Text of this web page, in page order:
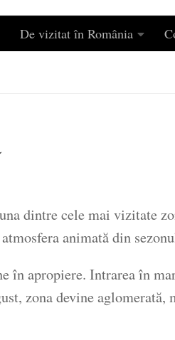
De vizitat în România
dintre cele mai vizitate
animată din
în apropiere. Intrarea în
zona devine aglomerată,